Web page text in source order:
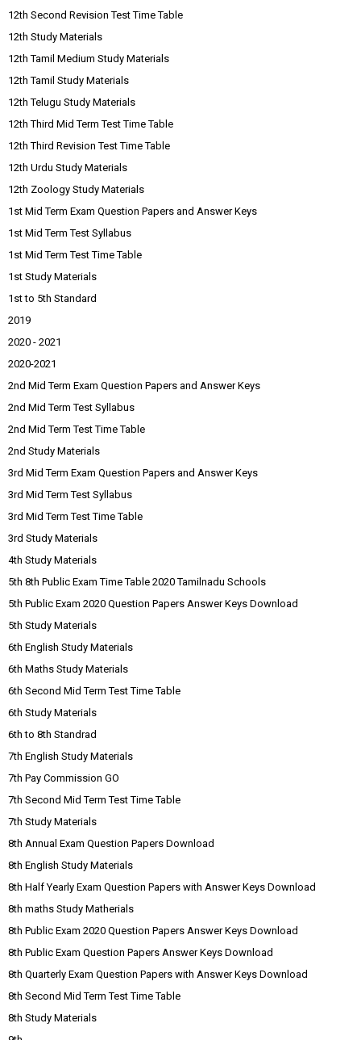
12th Second Revision Test Time Table
12th Study Materials
12th Tamil Medium Study Materials
12th Tamil Study Materials
12th Telugu Study Materials
12th Third Mid Term Test Time Table
12th Third Revision Test Time Table
12th Urdu Study Materials
12th Zoology Study Materials
1st Mid Term Exam Question Papers and Answer Keys
1st Mid Term Test Syllabus
1st Mid Term Test Time Table
1st Study Materials
1st to 5th Standard
2019
2020 - 2021
2020-2021
2nd Mid Term Exam Question Papers and Answer Keys
2nd Mid Term Test Syllabus
2nd Mid Term Test Time Table
2nd Study Materials
3rd Mid Term Exam Question Papers and Answer Keys
3rd Mid Term Test Syllabus
3rd Mid Term Test Time Table
3rd Study Materials
4th Study Materials
5th 8th Public Exam Time Table 2020 Tamilnadu Schools
5th Public Exam 2020 Question Papers Answer Keys Download
5th Study Materials
6th English Study Materials
6th Maths Study Materials
6th Second Mid Term Test Time Table
6th Study Materials
6th to 8th Standrad
7th English Study Materials
7th Pay Commission GO
7th Second Mid Term Test Time Table
7th Study Materials
8th Annual Exam Question Papers Download
8th English Study Materials
8th Half Yearly Exam Question Papers with Answer Keys Download
8th maths Study Matherials
8th Public Exam 2020 Question Papers Answer Keys Download
8th Public Exam Question Papers Answer Keys Download
8th Quarterly Exam Question Papers with Answer Keys Download
8th Second Mid Term Test Time Table
8th Study Materials